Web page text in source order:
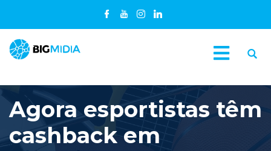
Agora esportistas têm
cashback em